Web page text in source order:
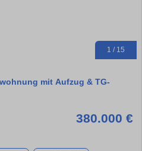
1 / 15
mit Aufzug & TG-
380.000 €